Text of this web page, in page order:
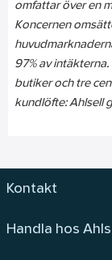
omfattar över en
Koncernen
97% av
butiker och tre
kundlöfte: Ahlsell
Kontakt
Handla hos